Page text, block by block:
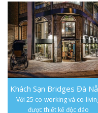
Khách Sạn Bridges Đà
Với 25 co-working và co-
được thiết kế độc đáo